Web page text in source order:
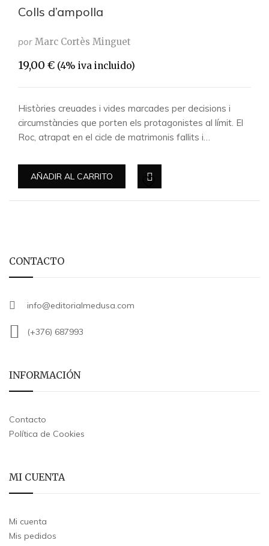
Colls d’ampolla
por Marc Cortès Minguet
19,00 € (4% iva incluido)
Històries creuades i vides marcades per decisions i
circumstàncies que porten els protagonistes al límit. El
Roc, atrapat en el cicle de matrimonis fallits i…
AÑADIR AL CARRITO
CONTACTO
info@editorialmedusa.com
(+376) 687993
INFORMACIÓN
Contacto
Política de Cookies
MI CUENTA
Mi cuenta
Mis pedidos